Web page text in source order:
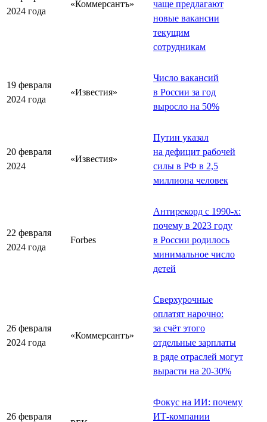
2024 года
«Коммерсантъ»
чаще предлагают
новые вакансии
текущим
сотрудникам
19 февраля
2024 года
«Известия»
Число вакансий
в России за год
выросло на 50%
20 февраля
2024
«Известия»
Путин указал
на дефицит рабочей
силы в РФ в 2,5
миллиона человек
22 февраля
2024 года
Forbes
Антирекорд с 1990-х:
почему в 2023 году
в России родилось
минимальное число
детей
26 февраля
2024 года
«Коммерсантъ»
Сверхурочные
оплатят нарочно:
за счёт этого
отдельные зарплаты
в ряде отраслей могут
вырасти на 20-30%
26 февраля
Фокус на ИИ: почему
ИТ-компании